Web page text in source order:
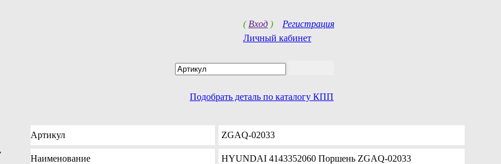
( Вход ) Регистрация
Личный кабинет
Подобрать деталь по каталогу КПП
Артикул ZGAQ-02033
Наименование HYUNDAI 4143352060 Поршень ZGAQ-02033